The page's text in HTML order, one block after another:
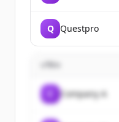
Q Questpro
Company A